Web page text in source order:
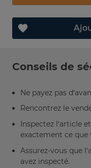
Conseils de
Ne payez pas
Rencontrez le
Inspectez l’article
exactement ce que
Assurez-vous que
avez inspecté.